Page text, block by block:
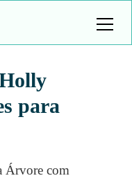
para
Árvore com